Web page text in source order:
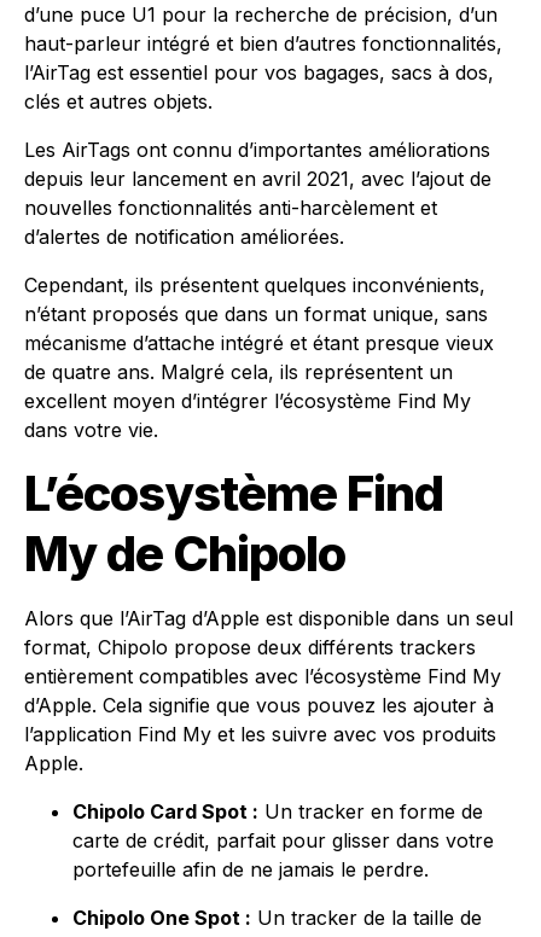
d’une puce U1 pour la recherche de précision, d’un
haut-parleur intégré et bien d’autres fonctionnalités,
l’AirTag est essentiel pour vos bagages, sacs à dos,
clés et autres objets.
Les AirTags ont connu d’importantes améliorations
depuis leur lancement en avril 2021, avec l’ajout de
nouvelles fonctionnalités anti-harcèlement et
d’alertes de notification améliorées.
Cependant, ils présentent quelques inconvénients,
n’étant proposés que dans un format unique, sans
mécanisme d’attache intégré et étant presque vieux
de quatre ans. Malgré cela, ils représentent un
excellent moyen d’intégrer l’écosystème Find My
dans votre vie.
L’écosystème Find
My de Chipolo
Alors que l’AirTag d’Apple est disponible dans un seul
format, Chipolo propose deux différents trackers
entièrement compatibles avec l’écosystème Find My
d’Apple. Cela signifie que vous pouvez les ajouter à
l’application Find My et les suivre avec vos produits
Apple.
Chipolo Card Spot : Un tracker en forme de
carte de crédit, parfait pour glisser dans votre
portefeuille afin de ne jamais le perdre.
Chipolo One Spot : Un tracker de la taille de